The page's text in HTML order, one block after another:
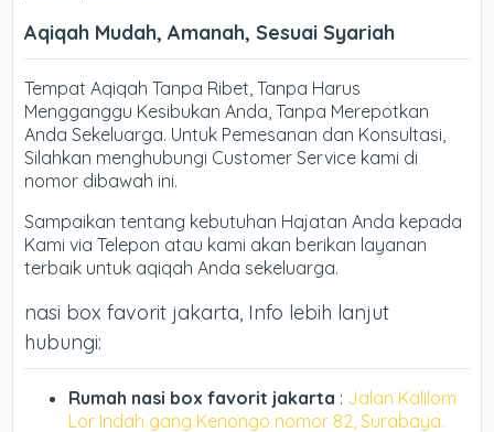
Aqiqah Mudah, Amanah, Sesuai Syariah
Tempat Aqiqah Tanpa Ribet, Tanpa Harus
Mengganggu Kesibukan Anda, Tanpa Merepotkan
Anda Sekeluarga. Untuk Pemesanan dan Konsultasi,
Silahkan menghubungi Customer Service kami di
nomor dibawah ini.
Sampaikan tentang kebutuhan Hajatan Anda kepada
Kami via Telepon atau kami akan berikan layanan
terbaik untuk aqiqah Anda sekeluarga.
nasi box favorit jakarta, Info lebih lanjut
hubungi:
Rumah nasi box favorit jakarta : Jalan Kalilom
Lor Indah gang Kenongo nomor 82, Surabaya.